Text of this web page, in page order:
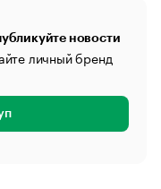
новости
личный бренд